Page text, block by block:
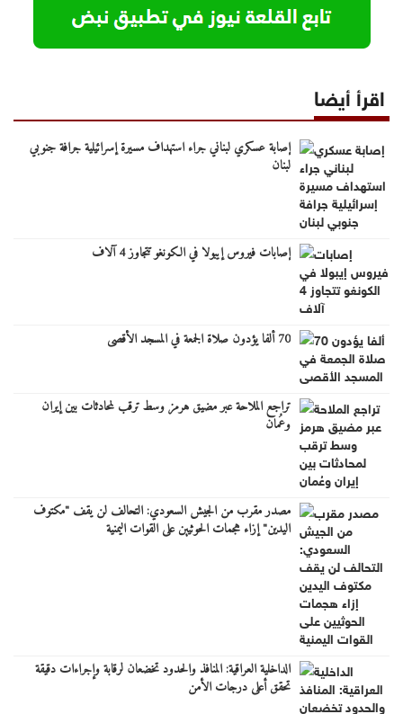
اقرأ أيضا
إصابة عسكري لبناني جراء استهداف مسيرة إسرائيلية جرافة جنوبي
لبنان
إصابات فيروس إيبولا في الكونغو تتجاوز 4 آلاف
70 ألفا يؤدون صلاة الجمعة في المسجد الأقصى
تراجع الملاحة عبر مضيق هرمز وسط ترقب لمحادثات بين إيران
وعُمان
مصدر مقرب من الجيش السعودي: التحالف لن يقف "مكتوف
اليدين" إزاء هجمات الحوثيين على القوات اليمنية
الداخلية العراقية: المنافذ والحدود تخضعان لرقابة وإجراءات دقيقة
تحقق أعلى درجات الأمن